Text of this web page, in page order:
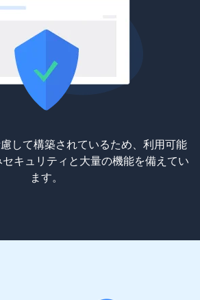
して構築されているため、利用可能
キュリティと大量の機能を備えてい
ます。